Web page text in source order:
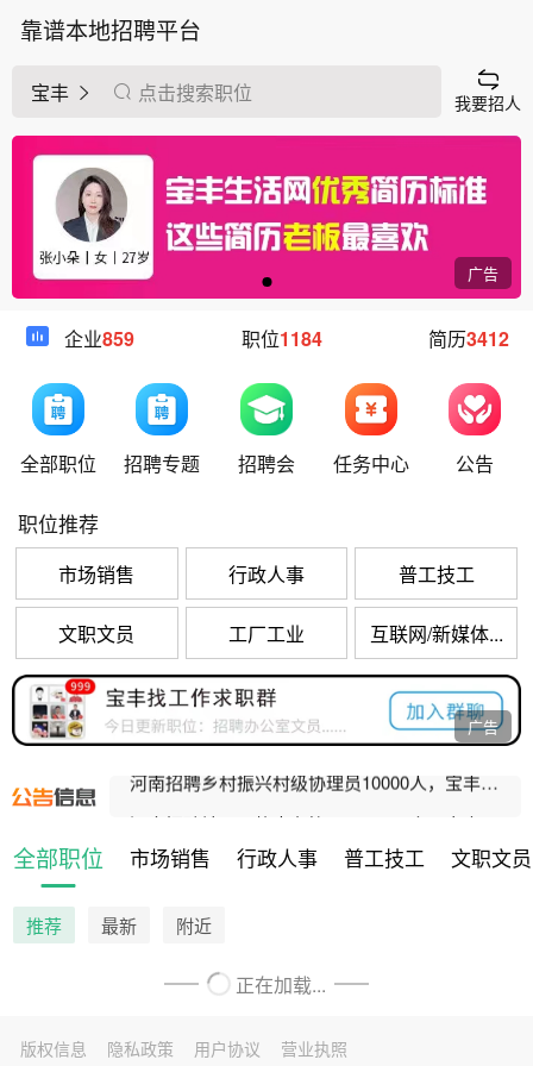
靠谱本地招聘平台
宝丰 点击搜索职位 我要招人
广告
企业859 职位1184 简历3412
全部职位 招聘专题 招聘会 任务中心 公告
职位推荐
市场销售 行政人事 普工技工
文职文员 工厂工业 互联网/新媒体...
广告
宝丰县人民法院公益性岗位招聘公告
宝丰县公办养老机构招聘工作人员公告
全部职位 市场销售 行政人事 普工技工 文职文员
推荐 最新 附近
正在加载...
版权信息 隐私政策 用户协议 营业执照